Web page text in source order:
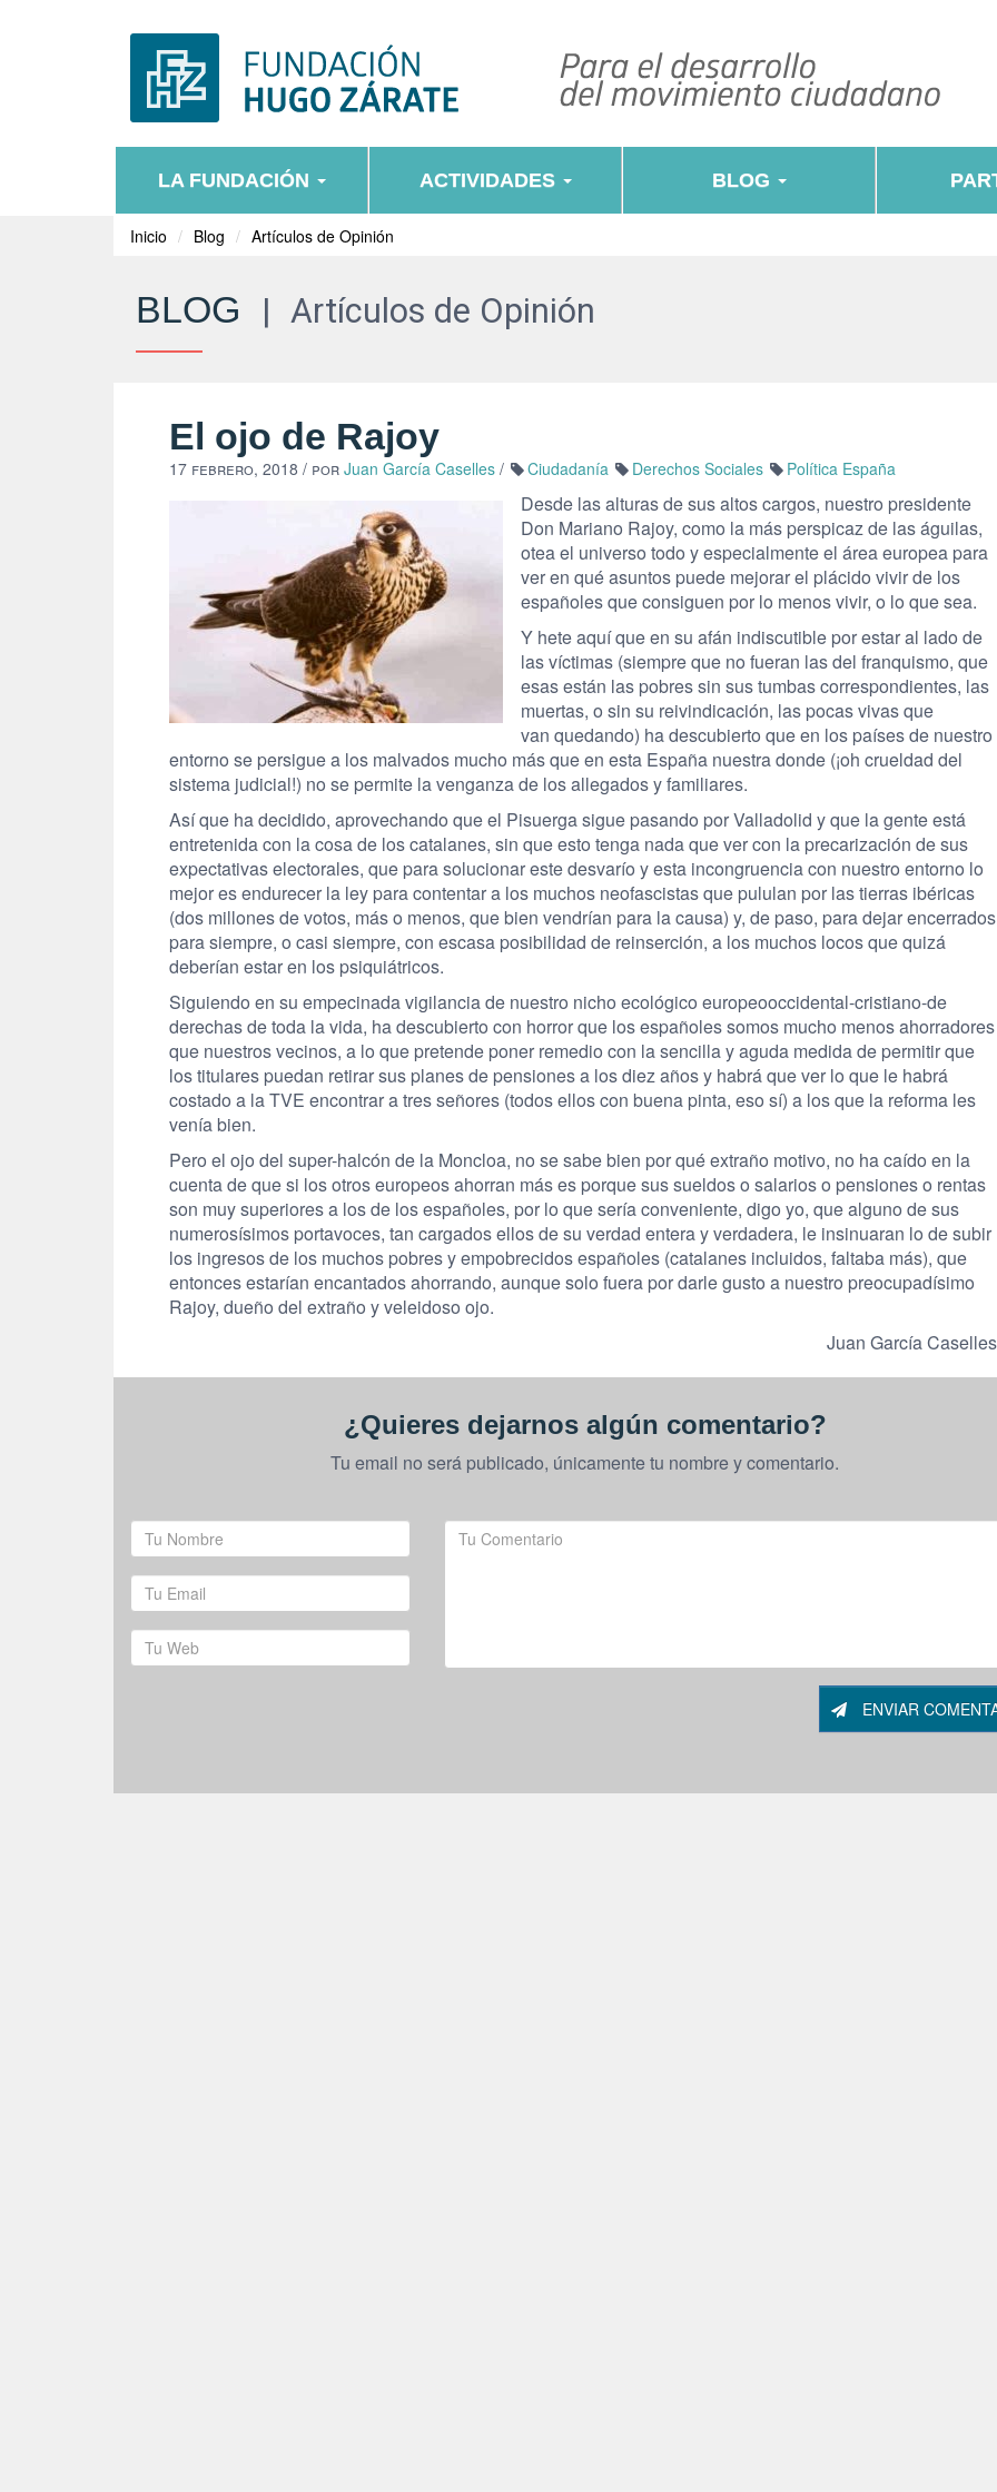
LA FUNDACIÓN ACTIVIDADES BLOG
Inicio Blog Artículos de Opinión
BLOG | Artículos de Opinión
El ojo de Rajoy
17 febrero, 2018 / por Juan García Caselles / Ciudadanía Derechos Sociales Política España
Desde las alturas de sus altos cargos, nuestro presidente
Don Mariano Rajoy, como la más perspicaz de las águilas,
otea el universo todo y especialmente el área europea para
ver en qué asuntos puede mejorar el plácido vivir de los
españoles que consiguen por lo menos vivir, o lo que sea.
Y hete aquí que en su afán indiscutible por estar al lado de
las víctimas (siempre que no fueran las del franquismo, que
esas están las pobres sin sus tumbas correspondientes, las
muertas, o sin su reivindicación, las pocas vivas que
van quedando) ha descubierto que en los países de nuestro
entorno se persigue a los malvados mucho más que en esta España nuestra donde (¡oh crueldad del
sistema judicial!) no se permite la venganza de los allegados y familiares.
Así que ha decidido, aprovechando que el Pisuerga sigue pasando por Valladolid y que la gente está
entretenida con la cosa de los catalanes, sin que esto tenga nada que ver con la precarización de sus
expectativas electorales, que para solucionar este desvarío y esta incongruencia con nuestro entorno lo
mejor es endurecer la ley para contentar a los muchos neofascistas que pululan por las tierras ibéricas
(dos millones de votos, más o menos, que bien vendrían para la causa) y, de paso, para dejar encerrados
para siempre, o casi siempre, con escasa posibilidad de reinserción, a los muchos locos que quizá
deberían estar en los psiquiátricos.
Siguiendo en su empecinada vigilancia de nuestro nicho ecológico europeooccidental-cristiano-de
derechas de toda la vida, ha descubierto con horror que los españoles somos mucho menos ahorradores
que nuestros vecinos, a lo que pretende poner remedio con la sencilla y aguda medida de permitir que
los titulares puedan retirar sus planes de pensiones a los diez años y habrá que ver lo que le habrá
costado a la TVE encontrar a tres señores (todos ellos con buena pinta, eso sí) a los que la reforma les
venía bien.
Pero el ojo del super-halcón de la Moncloa, no se sabe bien por qué extraño motivo, no ha caído en la
cuenta de que si los otros europeos ahorran más es porque sus sueldos o salarios o pensiones o rentas
son muy superiores a los de los españoles, por lo que sería conveniente, digo yo, que alguno de sus
numerosísimos portavoces, tan cargados ellos de su verdad entera y verdadera, le insinuaran lo de subir
los ingresos de los muchos pobres y empobrecidos españoles (catalanes incluidos, faltaba más), que
entonces estarían encantados ahorrando, aunque solo fuera por darle gusto a nuestro preocupadísimo
Rajoy, dueño del extraño y veleidoso ojo.
Juan García
¿Quieres dejarnos algún comentario?
Tu email no será publicado, únicamente tu nombre y comentario.
ENVIAR